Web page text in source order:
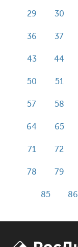
29 30
36 37
43 44
50 51
57 58
64 65
71 72
78 79
85 86